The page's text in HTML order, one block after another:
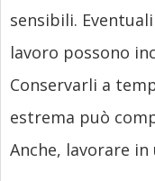
sensibili.
lavoro possono
Conservarli a
estrema può
Anche, lavorare